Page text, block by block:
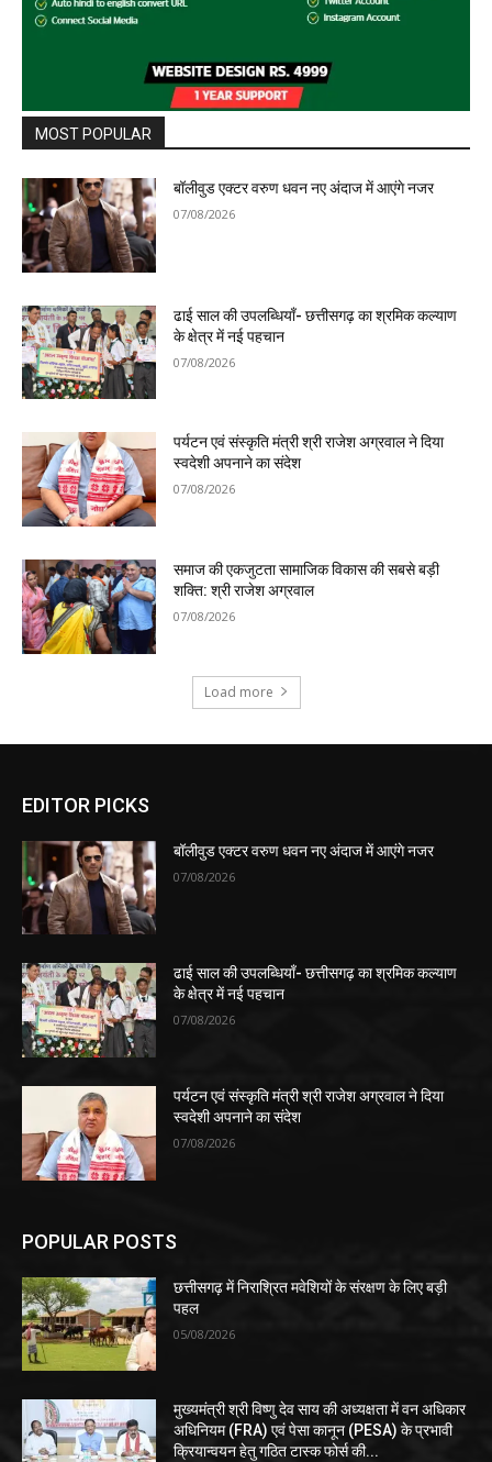
MOST POPULAR
बॉलीवुड एक्टर वरुण धवन नए अंदाज में आएंगे नजर
07/08/2026
ढाई साल की उपलब्धियाँ- छत्तीसगढ़ का श्रमिक कल्याण
के क्षेत्र में नई पहचान
07/08/2026
पर्यटन एवं संस्कृति मंत्री श्री राजेश अग्रवाल ने दिया
स्वदेशी अपनाने का संदेश
07/08/2026
समाज की एकजुटता सामाजिक विकास की सबसे बड़ी
शक्ति: श्री राजेश अग्रवाल
07/08/2026
Load more
EDITOR PICKS
बॉलीवुड एक्टर वरुण धवन नए अंदाज में आएंगे नजर
07/08/2026
ढाई साल की उपलब्धियाँ- छत्तीसगढ़ का श्रमिक कल्याण
के क्षेत्र में नई पहचान
07/08/2026
पर्यटन एवं संस्कृति मंत्री श्री राजेश अग्रवाल ने दिया
स्वदेशी अपनाने का संदेश
07/08/2026
POPULAR POSTS
छत्तीसगढ़ में निराश्रित मवेशियों के संरक्षण के लिए बड़ी
पहल
05/08/2026
मुख्यमंत्री श्री विष्णु देव साय की अध्यक्षता में वन अधिकार
अधिनियम (FRA) एवं पेसा कानून (PESA) के प्रभावी
क्रियान्वयन हेतु गठित टास्क फोर्स की...